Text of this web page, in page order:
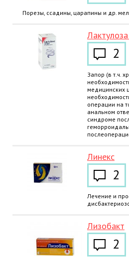
Порезы, ссадины, царапины и др.
2
Запор (в т.ч.
медицинских
операции на
анальном
синдроме
Линекс
2
Лечение и
Лизобакт
2